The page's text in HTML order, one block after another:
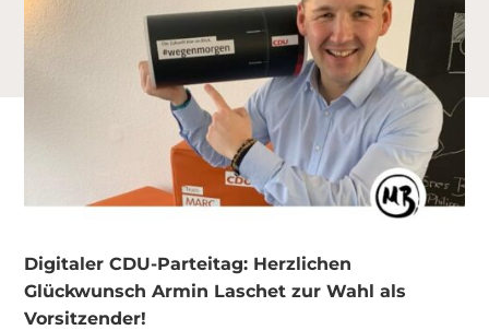
Digitaler CDU-Parteitag: Herzlichen
Glückwunsch Armin Laschet zur Wahl als
Vorsitzender!